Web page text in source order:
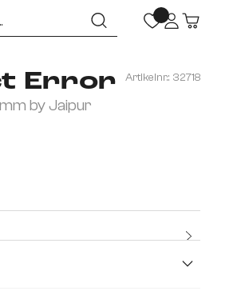
Error
by Jaipur
Artikelnr.: 32718